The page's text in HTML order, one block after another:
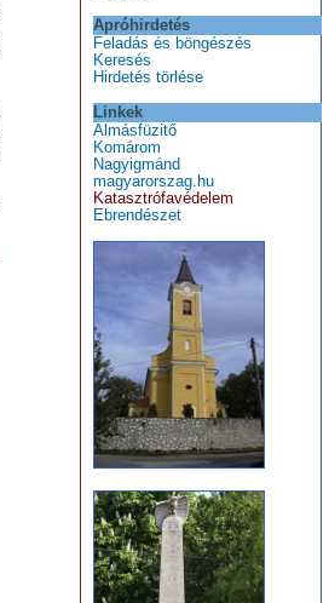
Apróhirdetés
Feladás és böngészés
Keresés
Hirdetés törlése
Linkek
Almásfüzitő
Komárom
Nagyigmánd
magyarorszag.hu
Katasztrófavédelem
Ebrendészet